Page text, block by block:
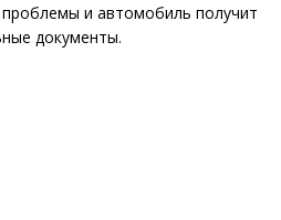
и автомобиль получит
документы.